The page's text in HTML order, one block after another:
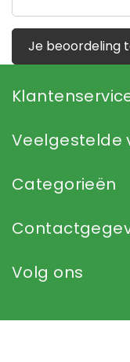
Je beoordeling
Veelgestelde
Categorieën
Volg ons